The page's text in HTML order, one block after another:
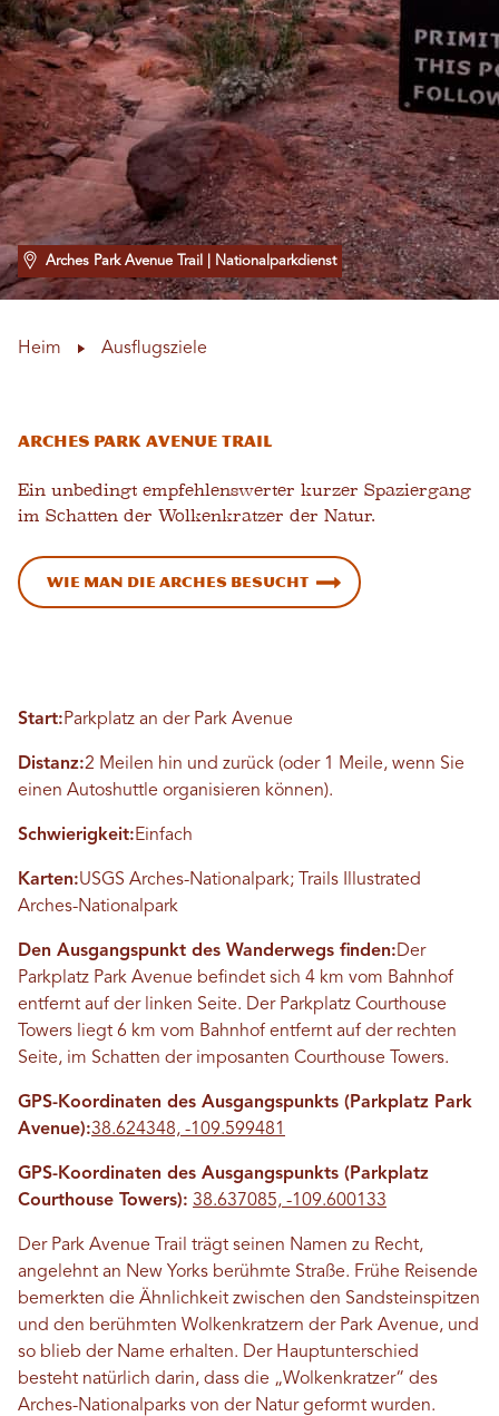
Arches Park Avenue Trail | Nationalparkdienst
Heim Ausflugsziele
Arches Park Avenue Trail
Ein unbedingt empfehlenswerter kurzer Spaziergang
im Schatten der Wolkenkratzer der Natur.
Wie man die Arches besucht
Start:Parkplatz an der Park Avenue
Distanz:2 Meilen hin und zurück (oder 1 Meile, wenn Sie
einen Autoshuttle organisieren können).
Schwierigkeit:Einfach
Karten:USGS Arches-Nationalpark; Trails Illustrated
Arches-Nationalpark
Den Ausgangspunkt des Wanderwegs finden:Der
Parkplatz Park Avenue befindet sich 4 km vom Bahnhof
entfernt auf der linken Seite. Der Parkplatz Courthouse
Towers liegt 6 km vom Bahnhof entfernt auf der rechten
Seite, im Schatten der imposanten Courthouse Towers.
GPS-Koordinaten des Ausgangspunkts (Parkplatz Park
Avenue):38.624348, -109.599481
GPS-Koordinaten des Ausgangspunkts (Parkplatz
Courthouse Towers): 38.637085, -109.600133
Der Park Avenue Trail trägt seinen Namen zu Recht,
angelehnt an New Yorks berühmte Straße. Frühe Reisende
bemerkten die Ähnlichkeit zwischen den Sandsteinspitzen
und den berühmten Wolkenkratzern der Park Avenue, und
so blieb der Name erhalten. Der Hauptunterschied
besteht natürlich darin, dass die „Wolkenkratzer“ des
Arches-Nationalparks von der Natur geformt wurden.